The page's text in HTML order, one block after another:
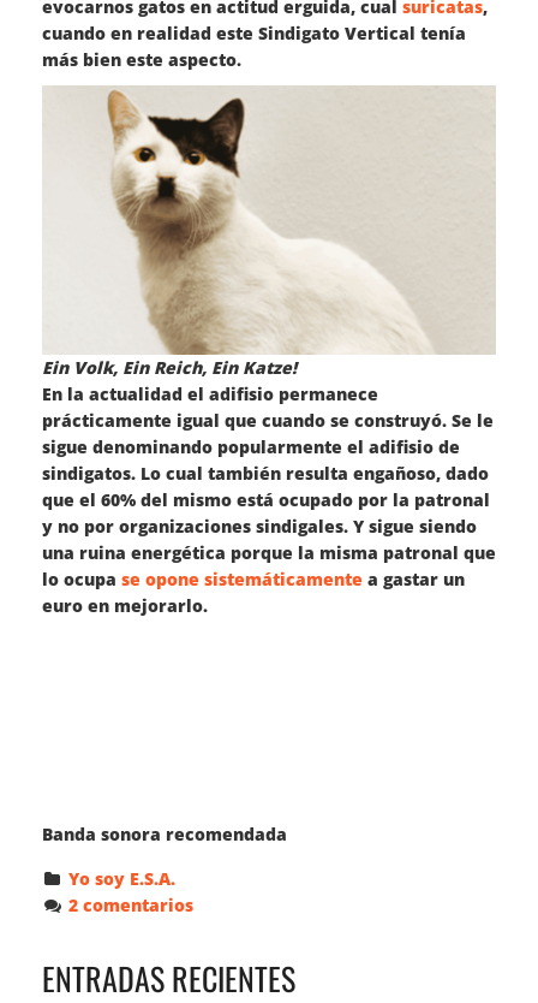
evocarnos gatos en actitud erguida, cual suricatas,
cuando en realidad este Sindigato Vertical tenía
más bien este aspecto.
Ein Volk, Ein Reich, Ein Katze!
En la actualidad el adifisio permanece
prácticamente igual que cuando se construyó. Se le
sigue denominando popularmente el adifisio de
sindigatos. Lo cual también resulta engañoso, dado
que el 60% del mismo está ocupado por la patronal
y no por organizaciones sindigales. Y sigue siendo
una ruina energética porque la misma patronal que
lo ocupa se opone sistemáticamente a gastar un
euro en mejorarlo.
Banda sonora recomendada
Yo soy E.S.A.
2 comentarios
ENTRADAS RECIENTES